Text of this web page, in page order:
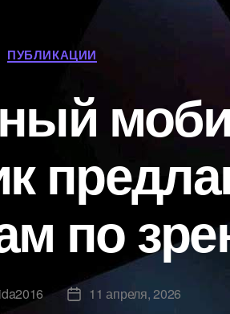
Рубрики
ПУБЛИКАЦИИ
по
Дата11 апреля, 2026